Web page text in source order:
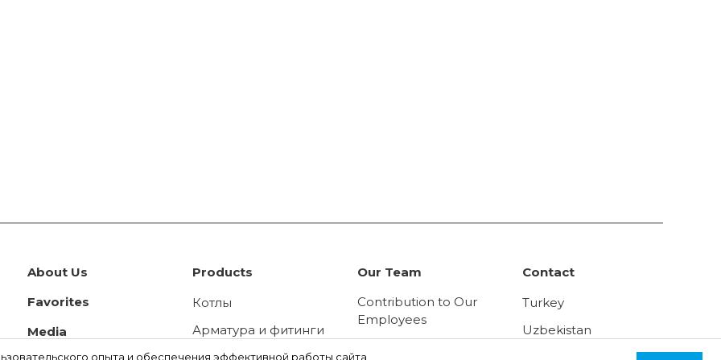
опыта и обеспечения эффективной работы сайта.
About Us
Favorites
Media
Products
Котлы
Арматура и фитинги
Панельные
Our Team
Contribution to Our
Employees
Contact
Turkey
Uzbekistan